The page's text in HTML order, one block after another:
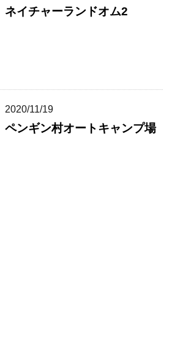
ネイチャーランドオム2
2020/11/19
ペンギン村オートキャンプ場